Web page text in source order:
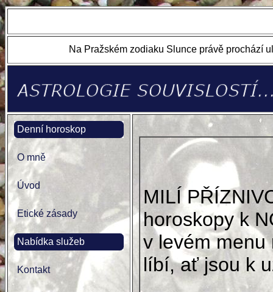
Na Pražském zodiaku Slunce právě prochází
Denní horoskop
O mně
Úvod
Etické zásady
Nabídka služeb
Kontakt
MILÍ
horoskopy k
v levém menu
líbí, ať jsou k